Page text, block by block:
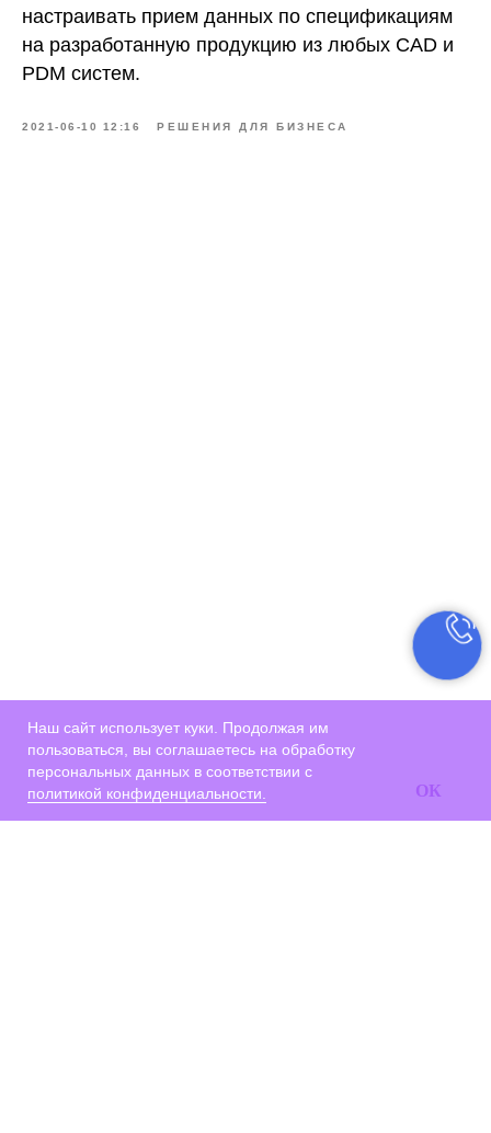
Наш сайт использует куки. Продолжая им
пользоваться, вы соглашаетесь на обработку
персональных данных в соответствии с
политикой конфиденциальности.
ОК
настраивать прием данных по спецификациям
на разработанную продукцию из любых CAD и
PDM систем.
2021-06-10 12:16 РЕШЕНИЯ ДЛЯ БИЗНЕСА